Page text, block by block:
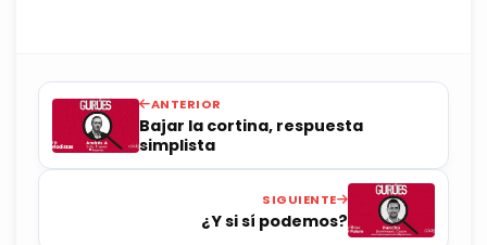
ANTERIOR
Bajar la cortina, respuesta
simplista
SIGUIENTE
¿Y si sí podemos?